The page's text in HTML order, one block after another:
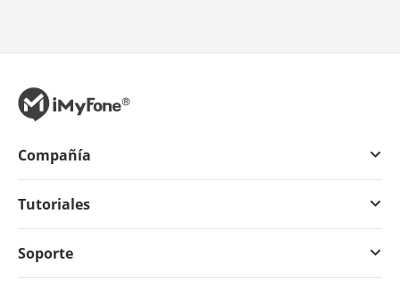
Compañía
Tutoriales
Soporte